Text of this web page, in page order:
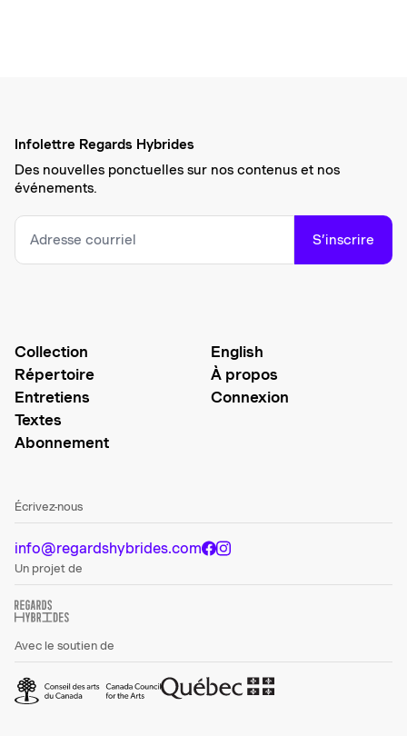
Infolettre Regards Hybrides
Des nouvelles ponctuelles sur nos contenus et nos
événements.
S’inscrire
Collection
Répertoire
Entretiens
Textes
Abonnement
English
À propos
Connexion
Écrivez-nous
info@regardshybrides.com
Un projet de
Avec le soutien de